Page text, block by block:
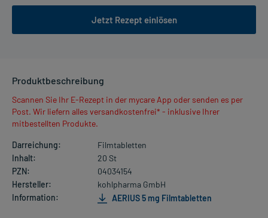
Jetzt Rezept einlösen
Produktbeschreibung
Scannen Sie Ihr E-Rezept in der mycare App oder senden es per
Post. Wir liefern alles versandkostenfrei* - inklusive Ihrer
mitbestellten Produkte.
Darreichung:
Filmtabletten
Inhalt:
20 St
PZN:
04034154
Hersteller:
kohlpharma GmbH
Information:
AERIUS 5 mg Filmtabletten